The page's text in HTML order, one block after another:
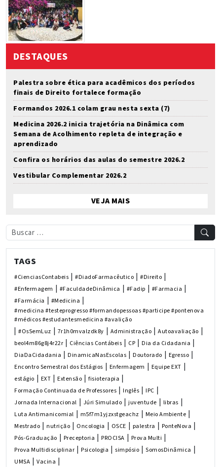
DESTAQUES
Palestra sobre ética para acadêmicos dos períodos
finais de Direito fortalece formação
Formandos 2026.1 colam grau nesta sexta (7)
Medicina 2026.2 inicia trajetória na Dinâmica com
Semana de Acolhimento repleta de integração e
aprendizado
Confira os horários das aulas do semestre 2026.2
Vestibular Complementar 2026.2
VEJA MAIS
TAGS
#CienciasContabeis | #DiadoFarmacêutico | #Direito |
#Enfermagem | #FaculdadeDinâmica | #Fadip | #Farmacia |
#Farmácia | #Medicina |
#medicina #testeprogresso #formandopessoas #participe #pontenova
#médicos #estudantesmedicina #avalição
| #OsSemLuz | 7r1h0mvalzdk8y | Administração | Autoavaliação |
beol4m86g8j4r22r | Ciências Contábeis | CP | Dia da Cidadania |
DiaDaCidadania | DinamicaNasEscolas | Doutorado | Egresso |
Encontro Semestral dos Estágios | Enfermagem | Equipe EXT |
estágio | EXT | Extensão | fisioterapia |
Formação Continuada de Professores | Inglês | IPC |
Jornada Internacional | Júri Simulado | juventude | libras |
Luta Antimanicomial | m5f7m1yjzxstgeachz | Meio Ambiente |
Mestrado | nutrição | Oncologia | OSCE | palestra | PonteNova |
Pós-Graduação | Preceptoria | PROCISA | Prova Multi |
Prova Multidisciplinar | Psicologia | simpósio | SomosDinâmica |
UMSA | Vacina |